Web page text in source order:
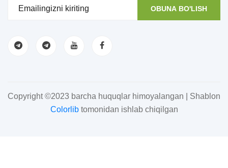
OBUNA BO'LISH
Copyright ©2023 barcha huquqlar himoyalangan | Shablon
Colorlibtomonidan ishlab chiqilgan